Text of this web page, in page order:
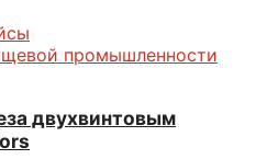
промышленности
двухвинтовым